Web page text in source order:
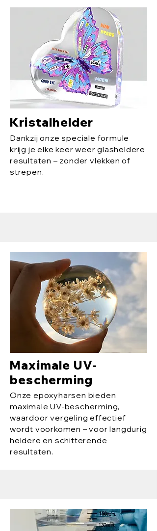
Kristalhelder
Dankzij onze speciale formule
krijg je elke keer weer glasheldere
resultaten – zonder vlekken of
strepen.
Maximale UV-
bescherming
Onze epoxyharsen bieden
maximale UV-bescherming,
waardoor vergeling effectief
wordt voorkomen – voor langdurig
heldere en schitterende
resultaten.